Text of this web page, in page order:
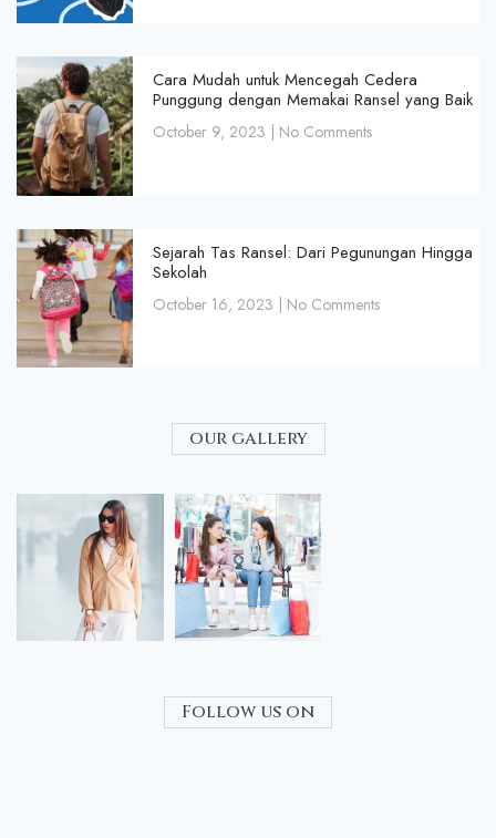
Cara Mudah untuk Mencegah Cedera
Punggung dengan Memakai Ransel yang Baik
October 9, 2023 No Comments
Sejarah Tas Ransel: Dari Pegunungan Hingga
Sekolah
October 16, 2023 No Comments
our gallery
Follow us on